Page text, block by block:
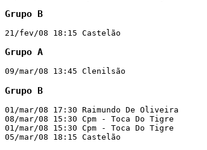
Grupo B
21/fev/08 18:15 Castelão
Grupo A
09/mar/08 13:45 Clenilsão
Grupo B
01/mar/08 17:30 Raimundo
08/mar/08 15:30 Cpm -
01/mar/08 15:30 Cpm -
05/mar/08 18:15